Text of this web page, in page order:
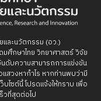
ละนวัตกรรม (อว.)
ศึกษาไทย วิทยาศาสตร์ วิจัย
นดับความสามารถการแข่งขัน
สวงหากำไร หากท่านพบว่ามี
ไซต์นี้ โปรดแจ้งให้ทราบ เพื่อ
วที่สุดต่อไป